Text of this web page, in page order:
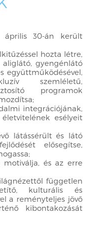
április 30-án került
hozta létre,
gyengénlátó
együttműködésével,
szemléletű,
programok
integrációjának,
esélyeit
látássérült és látó
elősegítse,
motiválja, és az erre
független
kulturális és
a reményteljes jövő
kibontakozását